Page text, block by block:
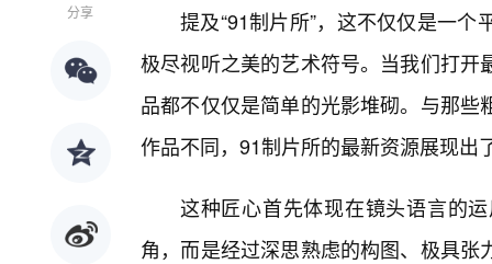
分享
提及“91制片所”，这不仅仅是一
极尽视听之美的艺术符号。当我们打
品都不仅仅是简单的光影堆砌。与那
作品不同，91制片所的最新资源展现出
这种匠心首先体现在镜头语言的
角，而是经过深思熟虑的构图、极具